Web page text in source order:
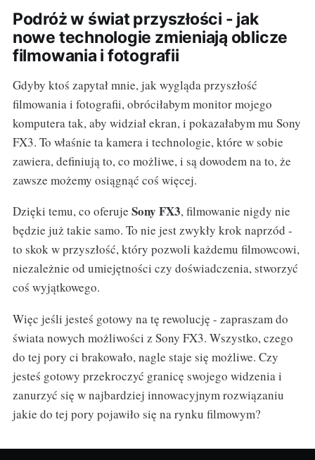
Podróż w świat przyszłości - jak
nowe technologie zmieniają oblicze
filmowania i fotografii
Gdyby ktoś zapytał mnie, jak wygląda przyszłość
filmowania i fotografii, obróciłabym monitor mojego
komputera tak, aby widział ekran, i pokazałabym mu Sony
FX3. To właśnie ta kamera i technologie, które w sobie
zawiera, definiują to, co możliwe, i są dowodem na to, że
zawsze możemy osiągnąć coś więcej.
Dzięki temu, co oferuje Sony FX3, filmowanie nigdy nie
będzie już takie samo. To nie jest zwykły krok naprzód -
to skok w przyszłość, który pozwoli każdemu filmowcowi,
niezależnie od umiejętności czy doświadczenia, stworzyć
coś wyjątkowego.
Więc jeśli jesteś gotowy na tę rewolucję - zapraszam do
świata nowych możliwości z Sony FX3. Wszystko, czego
do tej pory ci brakowało, nagle staje się możliwe. Czy
jesteś gotowy przekroczyć granicę swojego widzenia i
zanurzyć się w najbardziej innowacyjnym rozwiązaniu
jakie do tej pory pojawiło się na rynku filmowym?